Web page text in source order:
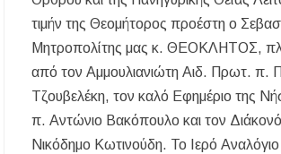
τιμήν της Θεομήτορος προέστη ο
Μητροπολίτης μας κ. ΘΕΟΚΛΗΤΟΣ,
από τον Αμμουλιανιώτη Αιδ. Πρωτ. π.
Τζουβελέκη, τον καλό Εφημέριο της
π. Αντώνιο Βακόπουλο και τον
Νικόδημο Κωτινούδη. Το Ιερό